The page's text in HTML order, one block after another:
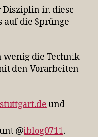
Disziplin in diese
die Sprünge
wenig die Technik
den Vorarbeiten
und
@iblog0711.